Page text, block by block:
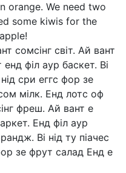
orange. We need two
some kiwis for the
сомсінг світ. Ай вант
філ аур баскет. Ві
сри еггс фор зе
мілк. Енд лотс оф
фреш. Ай вант е
Енд філ аур
Ві нід ту піачес
зе фрут салад Енд е